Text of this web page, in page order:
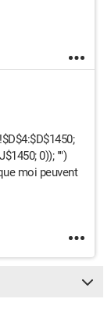
0)); "")
moi peuvent